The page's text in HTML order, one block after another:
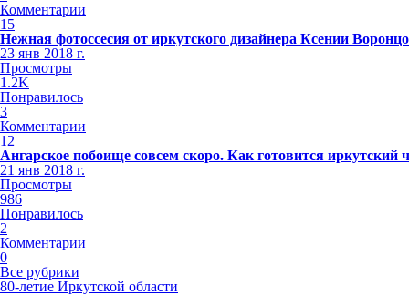
Комментарии
15
Нежная фотоссесия от иркутского дизайнера Ксении
23 янв 2018 г.
Просмотры
1.2K
Понравилось
3
Комментарии
12
Ангарское побоище совсем скоро. Как готовится иркутский
21 янв 2018 г.
Просмотры
986
Понравилось
2
Комментарии
0
Все рубрики
80-летие Иркутской области